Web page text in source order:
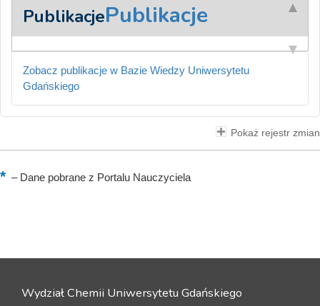
PublikacjePublikacje
Zobacz publikacje w Bazie Wiedzy Uniwersytetu
Gdańskiego
Pokaż rejestr zmian
–Dane pobrane z Portalu Nauczyciela
Wydział Chemii Uniwersytetu Gdańskiego